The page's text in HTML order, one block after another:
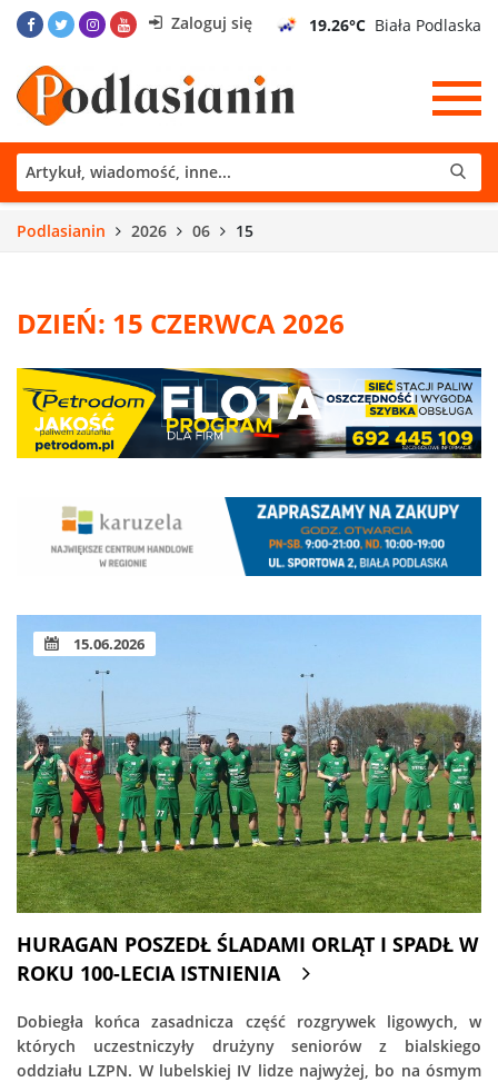
Zaloguj się 19.26°C Biała Podlaska
Podlasianin 2026 06 15
DZIEŃ: 15 CZERWCA 2026
15.06.2026
HURAGAN POSZEDŁ ŚLADAMI ORLĄT I SPADŁ W
ROKU 100-LECIA ISTNIENIA
Dobiegła końca zasadnicza część rozgrywek ligowych, w
których uczestniczyły drużyny seniorów z bialskiego
oddziału LZPN. W lubelskiej IV lidze najwyżej, bo na ósmym